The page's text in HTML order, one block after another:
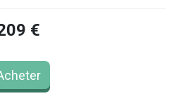
209 €